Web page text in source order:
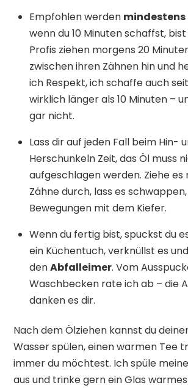
Empfohlen werden mindestens
wenn du 10 Minuten schaffst,
Profis ziehen morgens 20
zwischen ihren Zähnen hin und
ich Respekt, ich schaffe auch
wirklich länger als 10 Minuten –
gar nicht.
Lass dir auf jeden Fall beim Hin-
Herschunkeln Zeit, das Öl muss
aufgeschlagen werden. Ziehe es
Zähne durch, lass es
Bewegungen mit dem Kiefer.
Wenn du fertig bist, spuckst du
ein Küchentuch, verknüllst es
denAbfalleimer. Vom
Waschbecken rate ich ab – die
danken es dir.
Nach dem Ölziehen kannst du
Wasser spülen, einen warmen Tee
immer du möchtest. Ich spüle
aus und trinke gern ein Glas